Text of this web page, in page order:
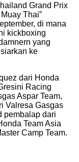
Grand Prix
Thai”
di mana
kickboxing
yang
ke
dari Honda
Racing
Aspar Team,
Valresa Gasgas
pembalap dari
Team Asia
Camp Team.